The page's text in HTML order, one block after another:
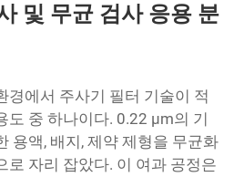
및 무균 검사 응용 분
경에서 주사기 필터 기술이 적
도 중 하나이다. 0.22 μm의 기
용액, 배지, 제약 제형을 무균화
로 자리 잡았다. 이 여과 공정은